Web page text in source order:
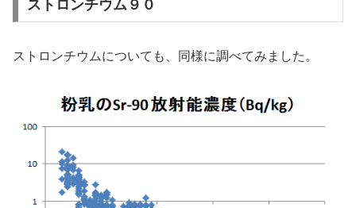
ストロンチウム９０
ストロンチウムについても、同様に調べてみました。